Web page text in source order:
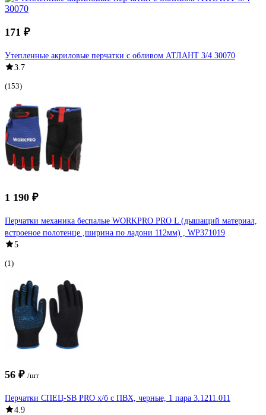
171 ₽
Утепленные акриловые перчатки с обливом АТЛАНТ 3/4 30070
3.7
(153)
1 190 ₽
Перчатки механика беспалые WORKPRO PRO L (дышащий материал,
встроеное полотенце ,ширина по ладони 112мм) , WP371019
5
(1)
56 ₽ /шт
Перчатки СПЕЦ-SB PRO х/б с ПВХ, черные, 1 пара 3.1211.011
4.9